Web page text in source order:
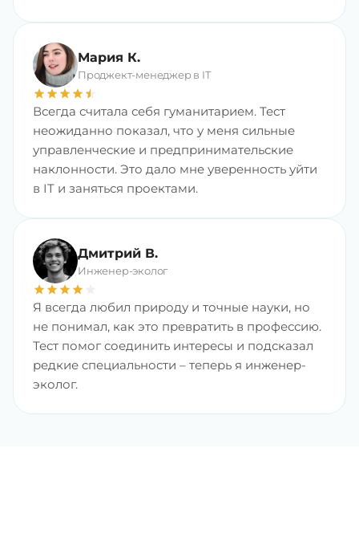
Мария К.
Проджект-менеджер в IT
star star star star star
star
Всегда считала себя гуманитарием. Тест
неожиданно показал, что у меня сильные
управленческие и предпринимательские
наклонности. Это дало мне уверенность уйти
в IT и заняться проектами.
Дмитрий В.
Инженер-эколог
star star star star
Я всегда любил природу и точные науки, но
не понимал, как это превратить в профессию.
Тест помог соединить интересы и подсказал
редкие специальности – теперь я инженер-
эколог.